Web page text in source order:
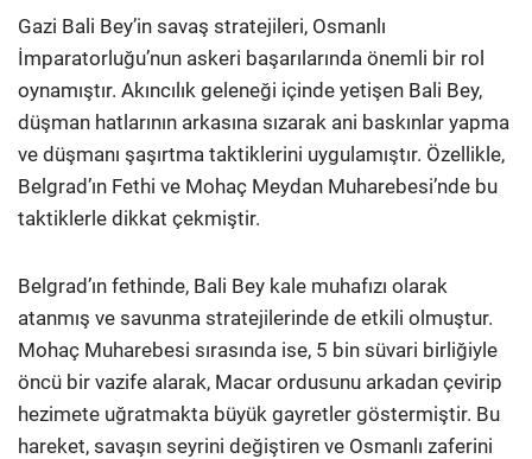
Gazi Bali Bey’in savaş stratejileri, Osmanlı
İmparatorluğu’nun askeri başarılarında önemli bir rol
oynamıştır. Akıncılık geleneği içinde yetişen Bali Bey,
düşman hatlarının arkasına sızarak ani baskınlar yapma
ve düşmanı şaşırtma taktiklerini uygulamıştır. Özellikle,
Belgrad’ın Fethi ve Mohaç Meydan Muharebesi’nde bu
taktiklerle dikkat çekmiştir.
Belgrad’ın fethinde, Bali Bey kale muhafızı olarak
atanmış ve savunma stratejilerinde de etkili olmuştur.
Mohaç Muharebesi sırasında ise, 5 bin süvari birliğiyle
öncü bir vazife alarak, Macar ordusunu arkadan çevirip
hezimete uğratmakta büyük gayretler göstermiştir. Bu
hareket, savaşın seyrini değiştiren ve Osmanlı zaferini